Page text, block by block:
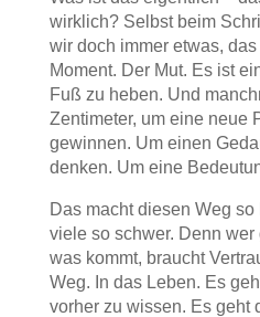
wirklich? Selbst beim
wir doch immer etwas,
Moment. Der Mut. Es ist
Fuß zu heben. Und
Zentimeter, um eine neue
gewinnen. Um einen
denken. Um eine
Das macht diesen Weg
viele so schwer. Denn
was kommt, braucht
Weg. In das Leben. Es
vorher zu wissen. Es geht